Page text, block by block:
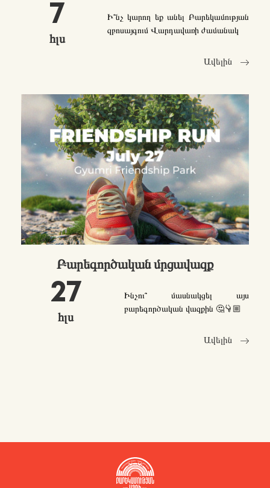
7
հլս
Ի՞նչ կարող եք անել Բարեկամության
զբոսայգում Վարդավառի ժամանակ
Ավելին
Բարեգործական մրցավազք
27
հլս
Ինչու՞ մասնակցել այս
բարեգործական վազքին 🤔👇🏼
Ավելին